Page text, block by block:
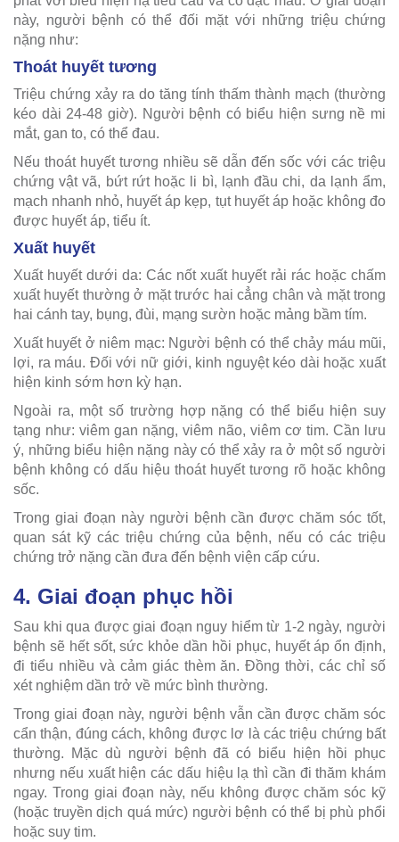
này, người bệnh có thể đối mặt với những triệu chứng
nặng như:
Thoát huyết tương
Triệu chứng xảy ra do tăng tính thấm thành mạch (thường
kéo dài 24-48 giờ). Người bệnh có biểu hiện sưng nề mi
mắt, gan to, có thể đau.
Nếu thoát huyết tương nhiều sẽ dẫn đến sốc với các triệu
chứng vật vã, bứt rứt hoặc li bì, lạnh đầu chi, da lạnh ẩm,
mạch nhanh nhỏ, huyết áp kẹp, tụt huyết áp hoặc không đo
được huyết áp, tiểu ít.
Xuất huyết
Xuất huyết dưới da: Các nốt xuất huyết rải rác hoặc chấm
xuất huyết thường ở mặt trước hai cẳng chân và mặt trong
hai cánh tay, bụng, đùi, mạng sườn hoặc mảng bầm tím.
Xuất huyết ở niêm mạc: Người bệnh có thể chảy máu mũi,
lợi, ra máu. Đối với nữ giới, kinh nguyệt kéo dài hoặc xuất
hiện kinh sớm hơn kỳ hạn.
Ngoài ra, một số trường hợp nặng có thể biểu hiện suy
tạng như: viêm gan nặng, viêm não, viêm cơ tim. Cần lưu
ý, những biểu hiện nặng này có thể xảy ra ở một số người
bệnh không có dấu hiệu thoát huyết tương rõ hoặc không
sốc.
Trong giai đoạn này người bệnh cần được chăm sóc tốt,
quan sát kỹ các triệu chứng của bệnh, nếu có các triệu
chứng trở nặng cần đưa đến bệnh viện cấp cứu.
4. Giai đoạn phục hồi
Sau khi qua được giai đoạn nguy hiểm từ 1-2 ngày, người
bệnh sẽ hết sốt, sức khỏe dần hồi phục, huyết áp ổn định,
đi tiểu nhiều và cảm giác thèm ăn. Đồng thời, các chỉ số
xét nghiệm dần trở về mức bình thường.
Trong giai đoạn này, người bệnh vẫn cần được chăm sóc
cẩn thận, đúng cách, không được lơ là các triệu chứng bất
thường. Mặc dù người bệnh đã có biểu hiện hồi phục
nhưng nếu xuất hiện các dấu hiệu lạ thì cần đi thăm khám
ngay. Trong giai đoạn này, nếu không được chăm sóc kỹ
(hoặc truyền dịch quá mức) người bệnh có thể bị phù phổi
hoặc suy tim.